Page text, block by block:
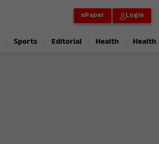
ePaper Login
Sports Editorial Health Health